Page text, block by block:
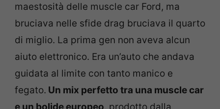
maestosità delle muscle car Ford, ma
bruciava nelle sfide drag bruciava il quarto
di miglio. La prima gen non aveva alcun
aiuto elettronico. Era un’auto che andava
guidata al limite con tanto manico e
fegato. Un mix perfetto tra una muscle car
e un bolide europeo, prodotto dalla